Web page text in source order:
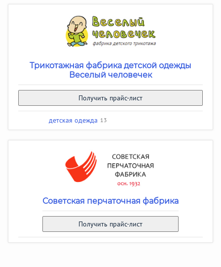
Трикотажная фабрика детской одежды
Веселый человечек
Получить прайс-лист
детская одежда 13
Советская перчаточная фабрика
Получить прайс-лист